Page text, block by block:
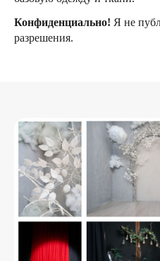
Конфиденциально! Я не
разрешения.